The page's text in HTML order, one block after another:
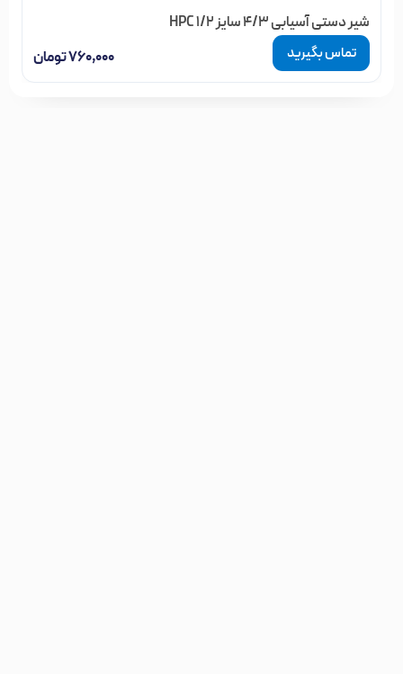
شیر دستی آسیابی 4/3 سایز 1/2 HPC
۷۶۰,۰۰۰تومان تماس بگیرید